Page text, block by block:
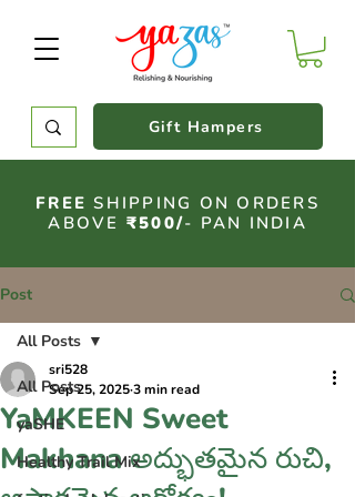
FREE SHIPPING ON ORDERS
ABOVE ₹500/- PAN INDIA
Gift Hampers
Post
All Posts
yaSHE
Healthy Trail Mix
All Posts
YaMKEEN Sweet
Makhana అద్భుతమైన రుచి,
sri528
Sep 25, 20253 min read